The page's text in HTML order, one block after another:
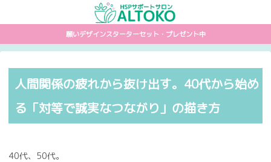
願いデザインスターターセット・プレゼント中
人間関係の疲れから抜け出す。40代から始め
る「対等で誠実なつながり」の描き方
40代、50代。